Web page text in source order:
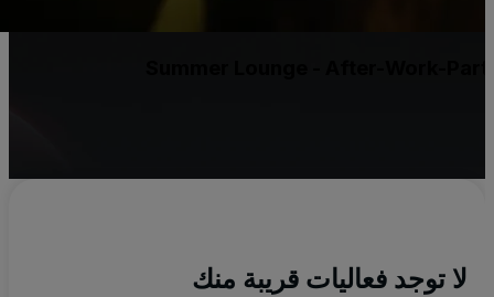
لا توجد فعاليات قريبة منك